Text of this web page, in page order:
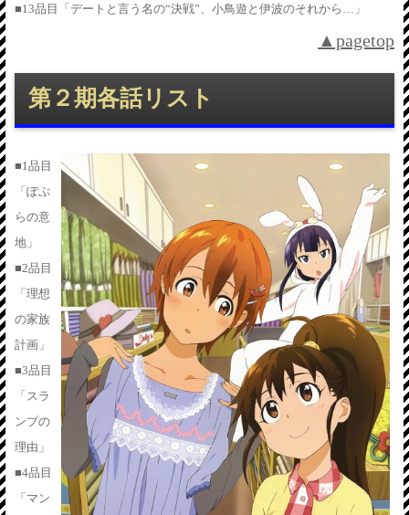
■13品目「デートと言う名の“決戦”、小鳥遊と伊波のそれから…」
▲pagetop
第２期各話リスト
■1品目
「ぽぷ
らの意
地」
■2品目
「理想
の家族
計画」
■3品目
「スラ
ンプの
理由」
■4品目
「マン